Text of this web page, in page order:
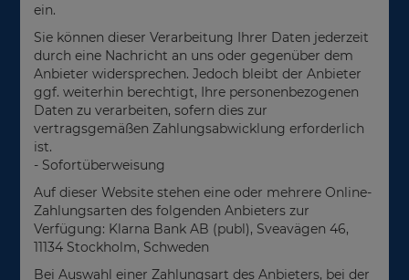
ein.
Sie können dieser Verarbeitung Ihrer Daten jederzeit
durch eine Nachricht an uns oder gegenüber dem
Anbieter widersprechen. Jedoch bleibt der Anbieter
ggf. weiterhin berechtigt, Ihre personenbezogenen
Daten zu verarbeiten, sofern dies zur
vertragsgemäßen Zahlungsabwicklung erforderlich
ist.
- Sofortüberweisung
Auf dieser Website stehen eine oder mehrere Online-
Zahlungsarten des folgenden Anbieters zur
Verfügung: Klarna Bank AB (publ), Sveavägen 46,
11134 Stockholm, Schweden
Bei Auswahl einer Zahlungsart des Anbieters, bei der